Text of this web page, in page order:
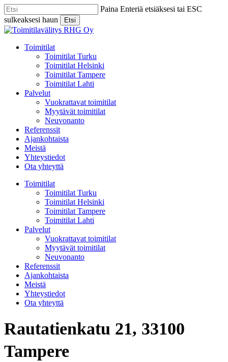
Skip
to
main
content
Paina Enteriä etsiäksesi tai ESC
sulkeaksesi haun
Etsi
Close
Menu
Toimitilat
Toimitilat Turku
Toimitilat Helsinki
Toimitilat Tampere
Toimitilat Lahti
Palvelut
Vuokrattavat toimitilat
Myytävät toimitilat
Neuvonanto
Referenssit
Ajankohtaista
Meistä
Yhteystiedot
Ota yhteyttä
Toimitilat
Toimitilat Turku
Toimitilat Helsinki
Toimitilat Tampere
Toimitilat Lahti
Palvelut
Vuokrattavat toimitilat
Myytävät toimitilat
Neuvonanto
Referenssit
Ajankohtaista
Meistä
Yhteystiedot
Ota yhteyttä
Rautatienkatu 21, 33100
Tampere